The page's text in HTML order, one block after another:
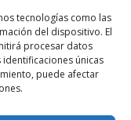
tecnologías como las
del dispositivo. El
procesar datos
únicas
puede afectar
y suave
Interior
elásticas de